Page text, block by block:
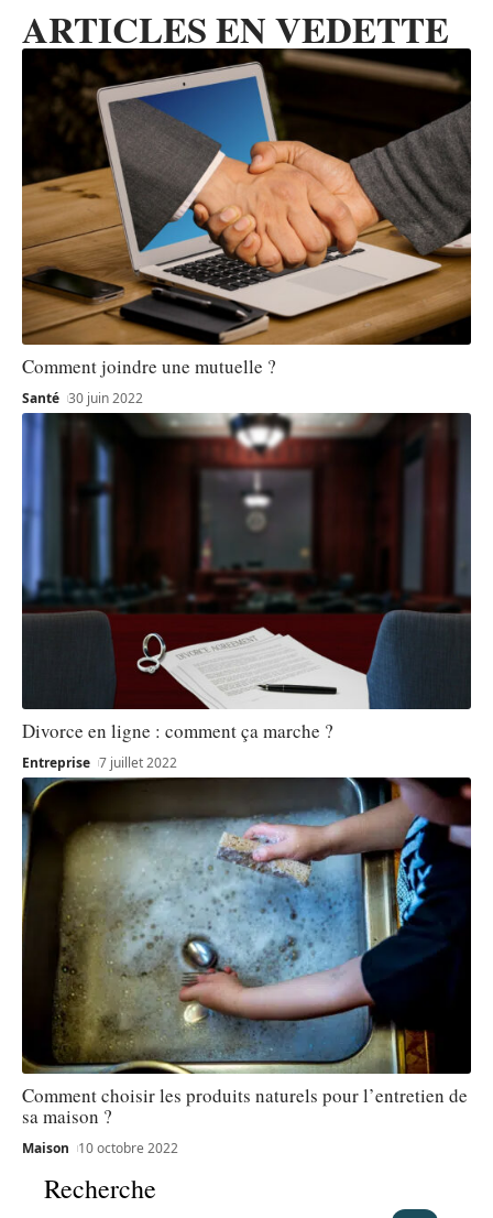
ARTICLES EN VEDETTE
Comment joindre une mutuelle ?
Santé 30 juin 2022
Divorce en ligne : comment ça marche ?
Entreprise 7 juillet 2022
Comment choisir les produits naturels pour l’entretien de
sa maison ?
Maison 10 octobre 2022
Recherche